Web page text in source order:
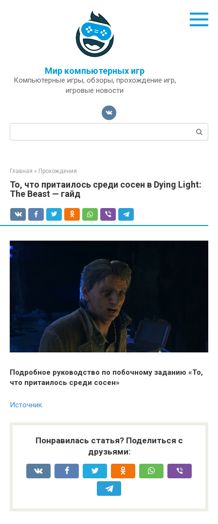
Мир компьютерных игр
Компьютерные игры, обзоры, прохождение игр,
игровые новости
Поиск:
Главная » Прохождения
То, что притаилось среди сосен в Dying Light:
The Beast — гайд
Подробное руководство по побочному заданию «То,
что притаилось среди сосен»
Источник
Понравилась статья? Поделиться с
друзьями: